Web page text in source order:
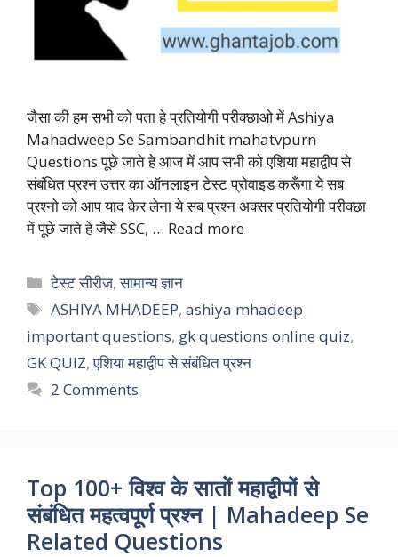
जैसा की हम सभी को पता हे प्रतियोगी परीक्छाओ में Ashiya
Mahadweep Se Sambandhit mahatvpurn
Questions पूछे जाते हे आज में आप सभी को एशिया महाद्वीप से
संबंधित प्रश्न उत्तर का ऑनलाइन टेस्ट प्रोवाइड करूँगा ये सब
प्रश्नो को आप याद केर लेना ये सब प्रश्न अक्सर प्रतियोगी परीक्छा
में पूछे जाते हे जैसे SSC, … Read more
Categories
टेस्ट सीरीज,सामान्य ज्ञान
Tags
ASHIYA MHADEEP,ashiya mhadeep
important questions, gk questions online quiz,
GK QUIZ,एशिया महाद्वीप से संबंधित प्रश्न
2 Comments
Top 100+ विश्‍व के सातों महाद्वीपों से
संबंधित महत्वपूर्ण प्रश्न | Mahadeep Se
Related Questions